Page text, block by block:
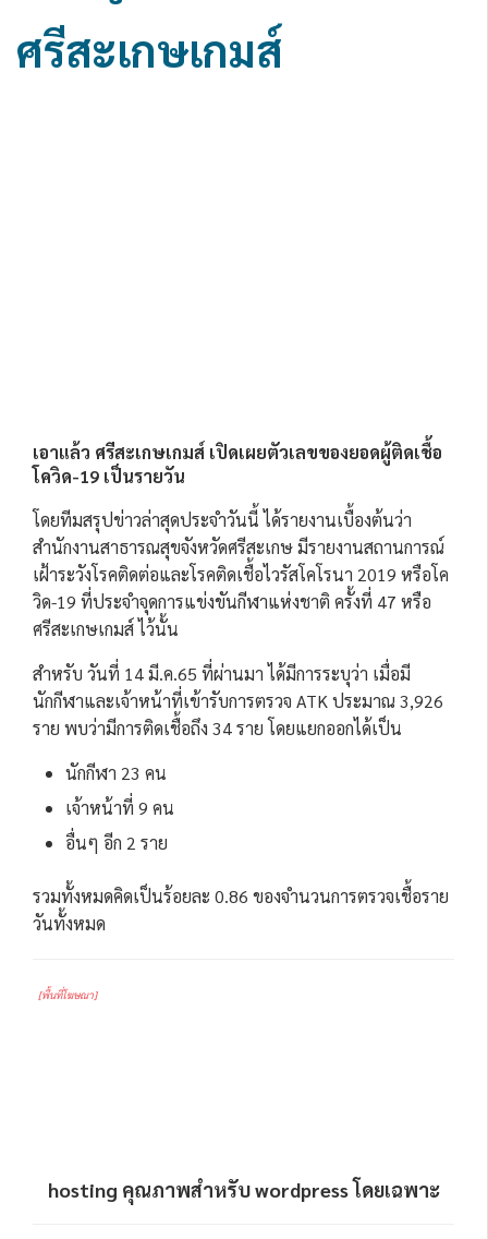
ศรีสะเกษเกมส์
เอาแล้ว ศรีสะเกษเกมส์ เปิดเผยตัวเลขของยอดผู้ติดเชื้อ
โควิด-19 เป็นรายวัน
โดยทีมสรุปข่าวล่าสุดประจำวันนี้ ได้รายงานเบื้องต้นว่า
สำนักงานสาธารณสุขจังหวัดศรีสะเกษ มีรายงานสถานการณ์
เฝ้าระวังโรคติดต่อและโรคติดเชื้อไวรัสโคโรนา 2019 หรือโค
วิด-19 ที่ประจำจุดการแข่งขันกีฬาแห่งชาติ ครั้งที่ 47 หรือ
ศรีสะเกษเกมส์ ไว้นั้น
สำหรับ วันที่ 14 มี.ค.65 ที่ผ่านมา ได้มีการระบุว่า เมื่อมี
นักกีฬาและเจ้าหน้าที่เข้ารับการตรวจ ATK ประมาณ 3,926
ราย พบว่ามีการติดเชื้อถึง 34 ราย โดยแยกออกได้เป็น
นักกีฬา 23 คน
เจ้าหน้าที่ 9 คน
อื่นๆ อีก 2 ราย
รวมทั้งหมดคิดเป็นร้อยละ 0.86 ของจำนวนการตรวจเชื้อราย
วันทั้งหมด
[พื้นที่โฆษณา]
hosting คุณภาพสำหรับ wordpress โดยเฉพาะ